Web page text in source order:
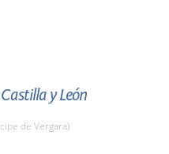
y León
de Vergara)